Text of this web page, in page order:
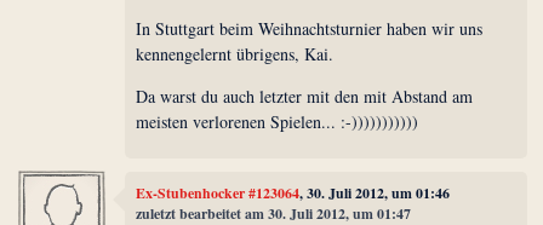
In Stuttgart beim Weihnachtsturnier haben wir uns
kennengelernt übrigens, Kai.
Da warst du auch letzter mit den mit Abstand am
meisten verlorenen Spielen... :-)))))))))))
Ex-Stubenhocker #123064, 30. Juli 2012, um 01:46
zuletzt bearbeitet am 30. Juli 2012, um 01:47